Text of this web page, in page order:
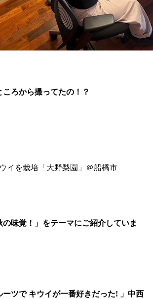
ころから撮ってたの！？
イを栽培「大野梨園」＠船橋市
の味覚 ！ 」 をテーマにご紹介していま
ーツで キウイが一番好きだった! 」中西